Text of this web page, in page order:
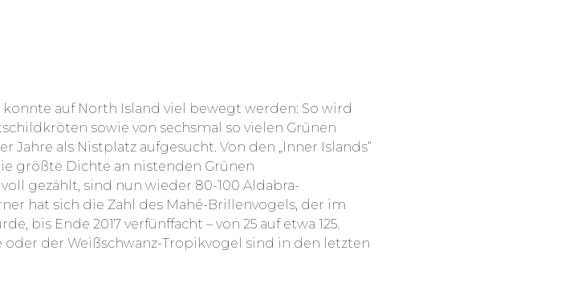
auf North Island viel bewegt werden: So wird
sowie von sechsmal so vielen Grünen
als Nistplatz aufgesucht. Von den „Inner Islands“
größte Dichte an nistenden Grünen
gezählt, sind nun wieder 80-100 Aldabra-
hat sich die Zahl des Mahé-Brillenvogels, der im
bis Ende 2017 verfünffacht – von 25 auf etwa 125.
der Weißschwanz-Tropikvogel sind in den letzten